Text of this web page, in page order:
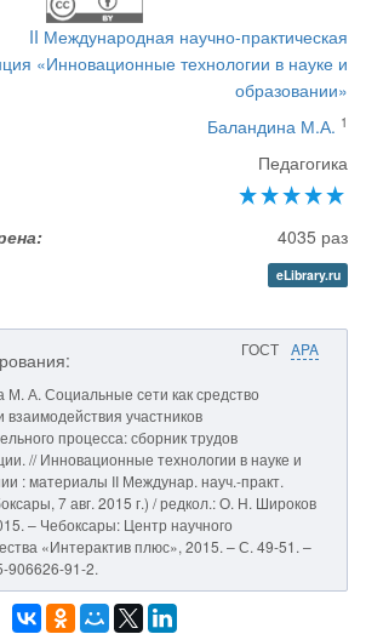
II Международная научно-практическая
«Инновационные технологии в науке и
образовании»
Баландина М.А. 1
Педагогика
4035 раз
eLibrary.ru
ГОСТ APA
М. А. Социальные сети как средство
взаимодействия участников
процесса: сборник трудов
// Инновационные технологии в науке и
: материалы II Междунар. науч.-практ.
7 авг. 2015 г.) / редкол.: О. Н. Широков
– Чебоксары: Центр научного
«Интерактив плюс», 2015. – С. 49-51. –
906626-91-2.